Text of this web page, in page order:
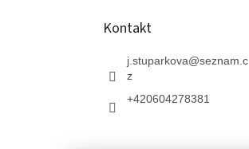
Kontakt
j.stuparkova@seznam.c
z
+420604278381